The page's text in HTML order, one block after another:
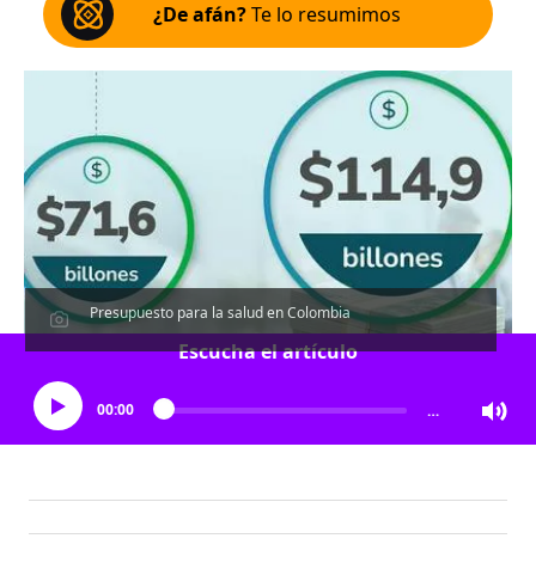
¿De afán?Te lo resumimos
Presupuesto para la salud en Colombia
Escucha el artículo
00:00 …